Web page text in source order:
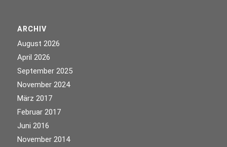
ARCHIV
August 2026
April 2026
September 2025
November 2024
März 2017
Februar 2017
Juni 2016
November 2014